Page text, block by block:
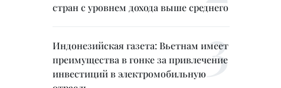
стран с уровнем дохода выше среднего
Индонезийская газета: Вьетнам имеет
преимущества в гонке за привлечение
инвестиций в электромобильную